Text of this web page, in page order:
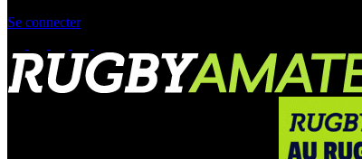
Se connecter